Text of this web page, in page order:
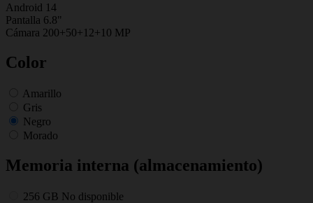
Android 14
Pantalla 6.8"
Cámara 200+50+12+10 MP
Color
Amarillo
Gris
Negro
Morado
Memoria interna (almacenamiento)
256 GB No disponible